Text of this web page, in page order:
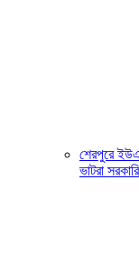
শেরপুরে
ভাটরা